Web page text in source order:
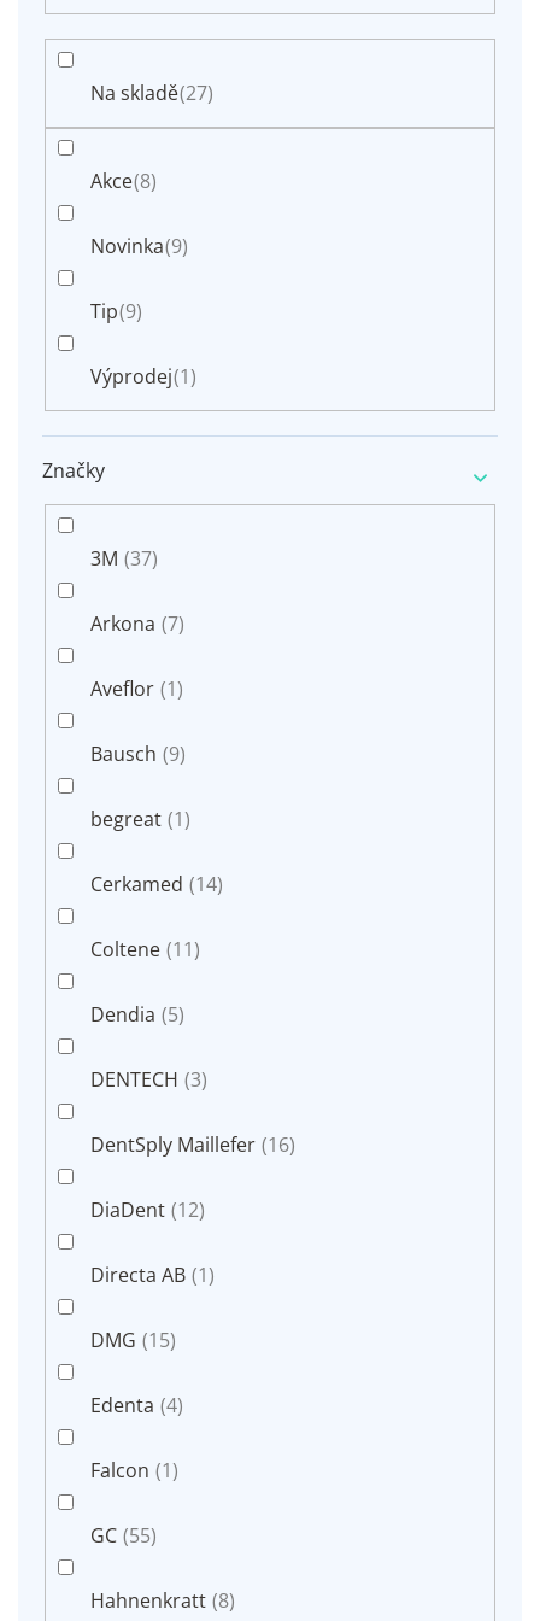
Na skladě(27)
Akce(8)
Novinka(9)
Tip(9)
Výprodej(1)
Značky
3M (37)
Arkona (7)
Aveflor (1)
Bausch (9)
begreat (1)
Cerkamed (14)
Coltene (11)
Dendia (5)
DENTECH (3)
DentSply Maillefer (16)
DiaDent (12)
Directa AB (1)
DMG (15)
Edenta (4)
Falcon (1)
GC (55)
Hahnenkratt (8)